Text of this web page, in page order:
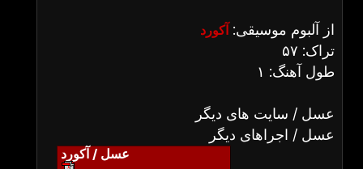
از آلبوم موسیقی: آکورد
تراک: ۵۷
طول آهنگ: ۱
عسل / سایت های دیگر
عسل / اجراهای دیگر
عسل / آکورد